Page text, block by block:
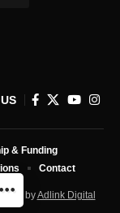
byAdlink Digital
& Funding
Contact